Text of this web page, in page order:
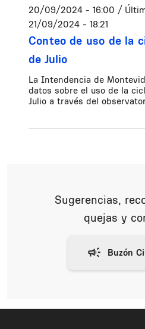
20/09/2024 - 16:00 /
21/09/2024 - 18:21
Conteo de uso de la
de Julio
La Intendencia de
datos sobre el uso de la
Julio a través del
Sugerencias,
quejas y